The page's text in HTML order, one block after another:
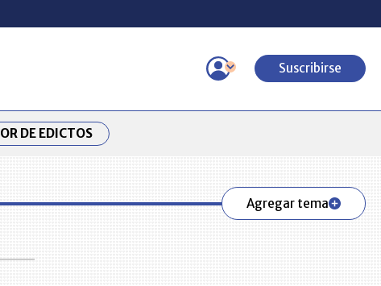
Suscribirse
DE EDICTOS
Agregar tema